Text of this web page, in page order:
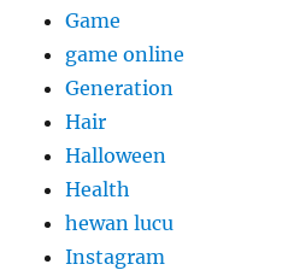
Game
game online
Generation
Hair
Halloween
Health
hewan lucu
Instagram